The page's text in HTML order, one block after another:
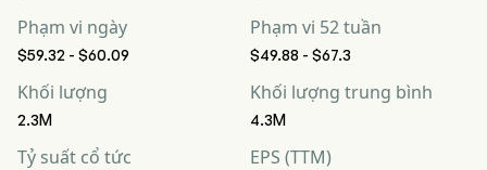
Phạm vi ngày
$59.32 - $60.09
Phạm vi 52 tuần
$49.88 - $67.3
Khối lượng
2.3M
Khối lượng trung bình
4.3M
Tỷ suất cổ tức EPS (TTM)